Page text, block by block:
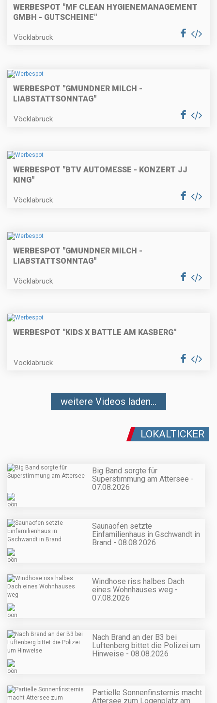
WERBESPOT "MF CLEAN HYGIENEMANAGEMENT
GMBH - GUTSCHEINE"
Vöcklabruck
WERBESPOT "GMUNDNER MILCH -
LIABSTATTSONNTAG"
Vöcklabruck
WERBESPOT "BTV AUTOMESSE - KONZERT JJ
KING"
Vöcklabruck
WERBESPOT "GMUNDNER MILCH -
LIABSTATTSONNTAG"
Vöcklabruck
WERBESPOT "KIDS X BATTLE AM KASBERG"
Vöcklabruck
weitere Videos laden...
LOKALTICKER
Big Band sorgte für
Superstimmung am Attersee -
07.08.2026
Saunaofen setzte
Einfamilienhaus in Gschwandt in
Brand - 08.08.2026
Windhose riss halbes Dach
eines Wohnhauses weg -
07.08.2026
Nach Brand an der B3 bei
Luftenberg bittet die Polizei um
Hinweise - 08.08.2026
Partielle Sonnenfinsternis macht
Attersee zum Logenplatz am